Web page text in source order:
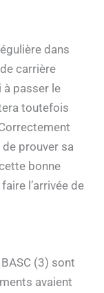
dans
carrière
à passer le
toutefois
prouver sa
bonne
l’arrivée de
BASC (3) sont
avaient